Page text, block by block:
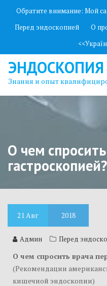
й
м
Обратите внимание: Мой
Перед эндоскопией
О
ЭНДОСКОПИЯ
Знания и опыт
О чем
гастроскопией?
21Авг 2018
Админ Перед
О чем спросить врача
(Рекомендации
кишечной эндоскопии)